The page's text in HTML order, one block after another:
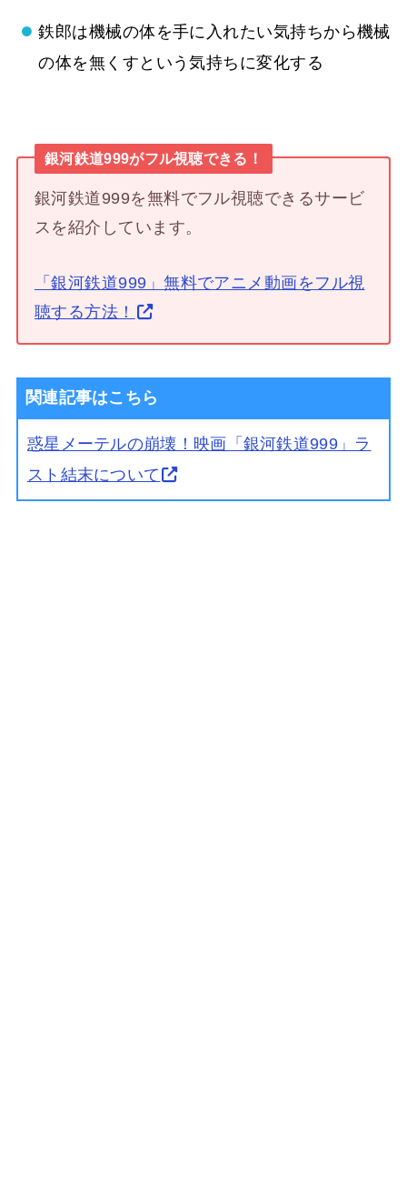
鉄郎は機械の体を手に入れたい気持ちから機械
の体を無くすという気持ちに変化する
銀河鉄道999がフル視聴できる！
銀河鉄道999を無料でフル視聴できるサービ
スを紹介しています。
「銀河鉄道999」無料でアニメ動画をフル視
聴する方法！
関連記事はこちら
惑星メーテルの崩壊！映画「銀河鉄道999」ラ
スト結末について